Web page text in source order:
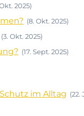
2025)
(8. Okt. 2025)
(3. Okt. 2025)
(17. Sept. 2025)
im Alltag (22.